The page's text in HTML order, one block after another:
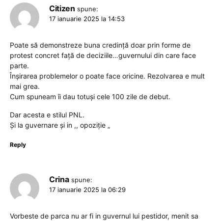
Citizen spune:
17 ianuarie 2025 la 14:53
Poate să demonstreze buna credință doar prin forme de
protest concret față de deciziile…guvernului din care face
parte.
Înșirarea problemelor o poate face oricine. Rezolvarea e mult
mai grea.
Cum spuneam îi dau totuși cele 100 zile de debut.
Dar acesta e stilul PNL.
Și la guvernare și in ,, opoziție „
Reply
Crina spune:
17 ianuarie 2025 la 06:29
Vorbeste de parca nu ar fi in guvernul lui pestidor, menit sa